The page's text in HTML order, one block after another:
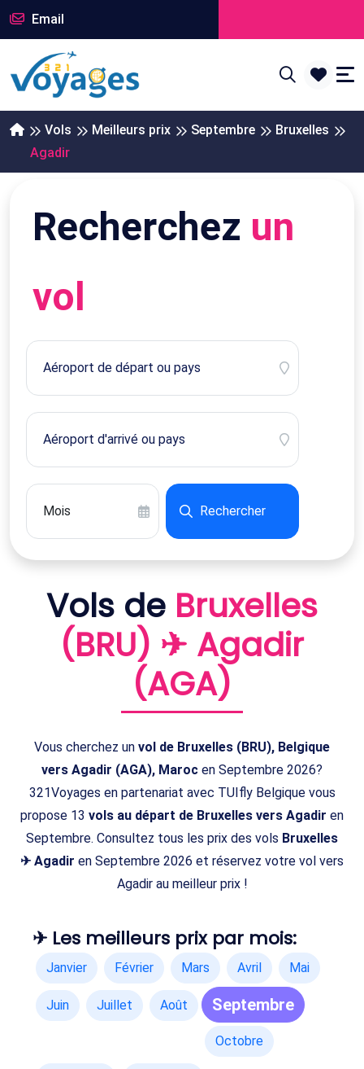
Email
Vols Meilleurs prix Septembre
Bruxelles
Agadir
Recherchez un
vol
Rechercher
Vols de Bruxelles
(BRU) ✈ Agadir
(AGA)
Vous cherchez un vol de Bruxelles (BRU), Belgique
vers Agadir (AGA), Maroc en Septembre 2026?
321Voyages en partenariat avec TUIfly Belgique vous
propose 13 vols au départ de Bruxelles vers Agadir en
Septembre. Consultez tous les prix des vols Bruxelles
✈ Agadir en Septembre 2026 et réservez votre vol vers
Agadir au meilleur prix !
✈ Les meilleurs prix par mois:
Janvier Février Mars Avril Mai
Juin Juillet Août Septembre
Octobre